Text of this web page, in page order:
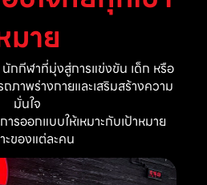
มาย
นักกีฬาที่มุ่งสู่การแข่งขัน เด็ก หรือ
าพร่างกายและเสริมสร้างความ
มั่นใจ
ารออกแบบให้เหมาะกับเป้าหมาย
ะของแต่ละคน